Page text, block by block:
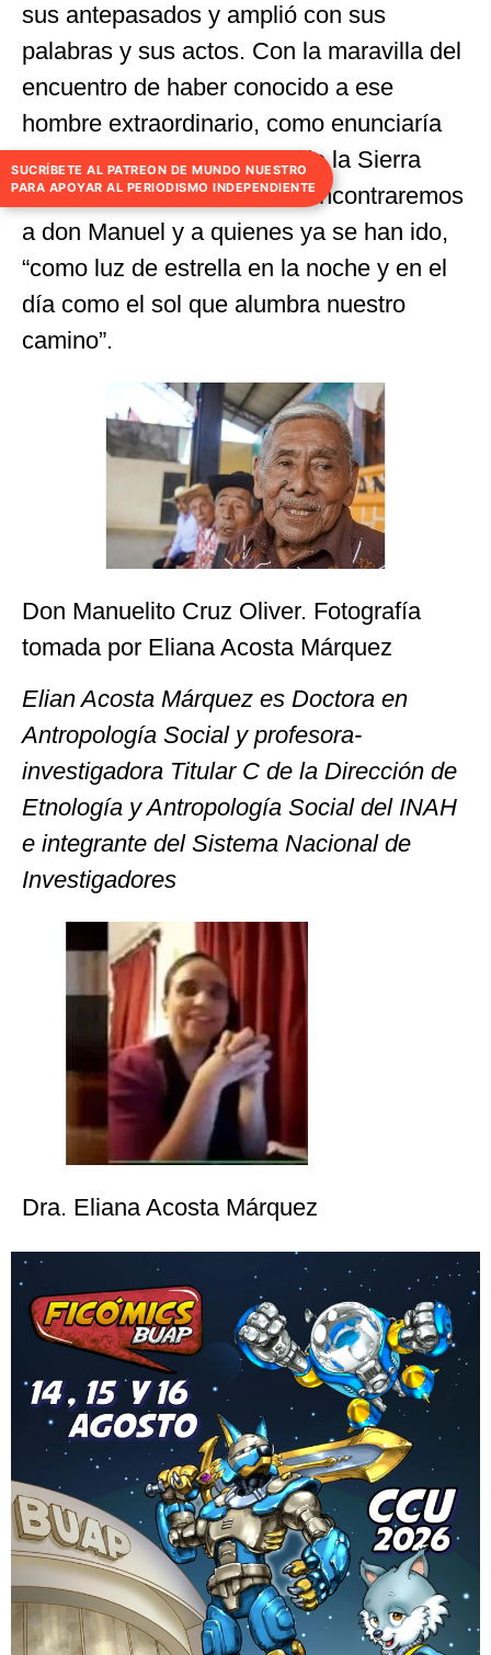
sus antepasados y amplió con sus
palabras y sus actos. Con la maravilla del
encuentro de haber conocido a ese
hombre extraordinario, como enunciaría
otro defensor del territorio de la Sierra
Norte, el doctor Camacho, encontraremos
a don Manuel y a quienes ya se han ido,
“como luz de estrella en la noche y en el
día como el sol que alumbra nuestro
camino”.
Don Manuelito Cruz Oliver. Fotografía
tomada por Eliana Acosta Márquez
Elian Acosta Márquez es Doctora en
Antropología Social y profesora-
investigadora Titular C de la Dirección de
Etnología y Antropología Social del INAH
e integrante del Sistema Nacional de
Investigadores
Dra. Eliana Acosta Márquez
SUCRÍBETE AL PATREON DE MUNDO NUESTRO
PARA APOYAR AL PERIODISMO INDEPENDIENTE